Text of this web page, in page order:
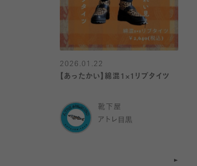
2026.01.22
【あったかい】綿混1×1リブタイツ
靴下屋
アトレ目黒